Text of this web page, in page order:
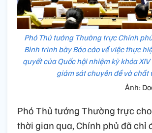
Phó Thủ tướng Thường trực Chính
Bình trình bày Báo cáo về việc thực
quyết của Quốc hội nhiệm kỳ khóa XIV
giám sát chuyên đề và chất
Ảnh:
Phó Thủ tướng Thường trực
thời gian qua, Chính phủ đã chỉ